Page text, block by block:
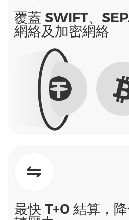
覆蓋 SWIFT、
網絡及加密網絡
最快 T+0 結算，